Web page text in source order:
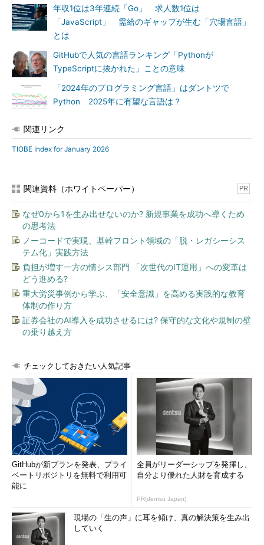
年収1位は3年連続「Go」 求人数1位は
「JavaScript」 需給のギャップが生む「穴場言語」
とは
GitHubで人気の言語ランキング「Pythonが
TypeScriptに抜かれた」ことの意味
「2024年のプログラミング言語」はダントツで
Python 2025年に有望な言語は？
関連リンク
TIOBE Index for January 2026
関連資料（ホワイトペーパー） PR
なぜ0から1を生み出せないのか? 新規事業を成功へ導くため
の思考法
ノーコードで実現、基幹フロント領域の「脱・レガシーシス
テム化」実践方法
負担が増す一方の情シス部門 「次世代のIT運用」への変革は
どう進める?
重大労災事例から学ぶ、「安全意識」を高める実践的な教育
体制の作り方
証券会社のAI導入を成功させるには? 保守的な文化や規制の壁
の乗り越え方
チェックしておきたい人気記事
GitHubが新プランを発表、プライ
ベートリポジトリを無料で利用可
能に
全員がリーダーシップを発揮し、
自分より優れた人財を育成する
PR(dentsu Japan)
現場の「生の声」に耳を傾け、真の解決策を生み出
していく